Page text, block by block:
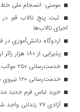
مومنی: انسجام ملی
ثبت پنج تالاب قم
احیای تالاب‌ها
اردوگاه دانش‌آموزی
پذیرایی از ۱۸۰ هزار زائر اربعین در مسجد جمکران
خدمت‌رسانی ۲۵۰ موکب در مسیر پیاده‌روی اربعین در قم
خدمت‌رسانی ۱۲۰ نیروی هلال احمر قمی در اربعین
خرید لباس فرم جدید
آزادی ۲۷ زندانی واجد شرایط در قم به مناسبت اربعین